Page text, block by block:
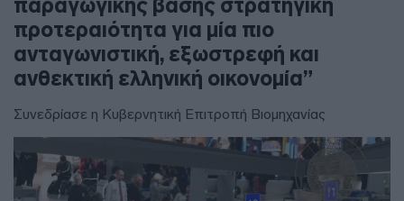
παραγωγικής βάσης στρατηγική
προτεραιότητα για μία πιο
ανταγωνιστική, εξωστρεφή και
ανθεκτική ελληνική οικονομία”
Συνεδρίασε η Κυβερνητική Επιτροπή Βιομηχανίας